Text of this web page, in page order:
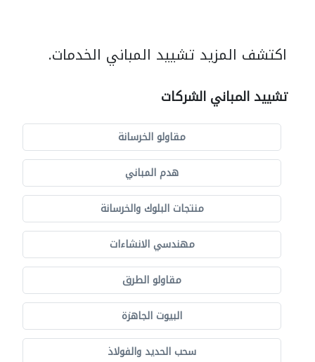
اكتشف المزيد تشييد المباني الخدمات.
تشييد المباني الشركات
مقاولو الخرسانة
هدم المباني
منتجات البلوك والخرسانة
مهندسي الانشاءات
مقاولو الطرق
البيوت الجاهزة
سحب الحديد والفولاذ